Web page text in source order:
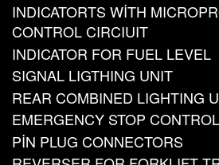
INDICATORTS WİTH
CONTROL CIRCIUIT
INDICATOR FOR FUEL LEVEL
SIGNAL LIGTHING UNIT
REAR COMBINED LIGHTING
EMERGENCY STOP
PİN PLUG CONNECTORS